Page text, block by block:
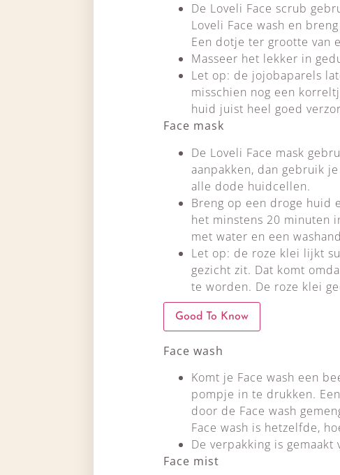
De Loveli Face scrub
Loveli Face wash en
Een dotje ter grootte van
Masseer het lekker in
Let op: de jojobaparels
misschien nog een
huid juist heel goed
Face mask
De Loveli Face mask
aanpakken, dan gebruik
alle dode huidcellen.
Breng op een droge huid
het minstens 20 minuten
met water en een
Let op: de roze klei lijkt
gezicht zit. Dat komt
te worden. De roze klei
Good To Know
Face wash
Komt je Face wash een
pompje in te drukken.
door de Face wash
Face wash is hetzelfde,
De verpakking is gemaakt
Face mist